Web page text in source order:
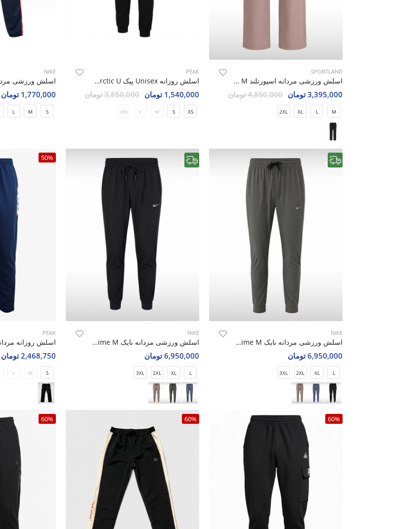
SPORTLAND
اسلش ورزشی مردانه اسپورتلند Shift Ease M
3,395,000 تومان 4,850,000 تومان
M
L
XL
2XL
PEAK
اسلش روزانه Unisex پیک Peak Arctic U
1,540,000 تومان 3,850,000 تومان
XS
S
M
L
2XL
NIKE
1,770,000 تومان
S
M
L
NIKE
اسلش ورزشی مردانه نایک Nike Aero Prime M
6,950,000 تومان
L
XL
2XL
3XL
NIKE
اسلش ورزشی مردانه نایک Nike Aero Prime M
6,950,000 تومان
L
XL
2XL
3XL
50%
PEAK
2,468,750 تومان
S
M
L
60%
60%
60%